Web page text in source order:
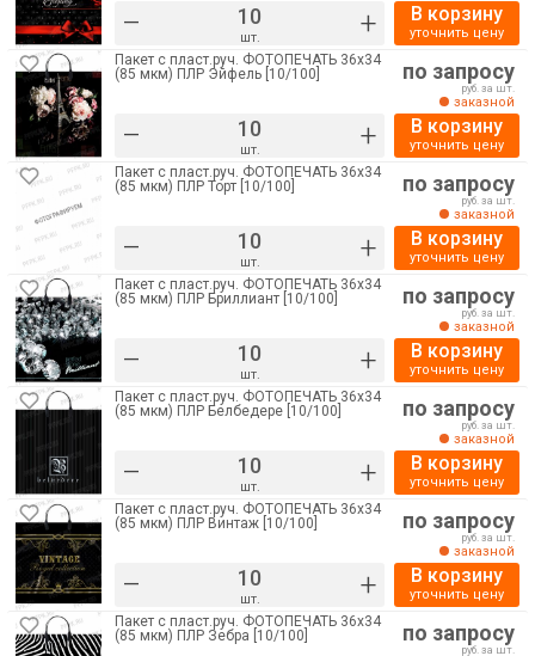
– шт. + В корзину
уточнить цену
Пакет с пласт.руч. ФОТОПЕЧАТЬ 36х34
(85 мкм) ПЛР Эйфель [10/100]
– шт. +
по запросу
руб. за шт.
заказной
В корзину
уточнить цену
Пакет с пласт.руч. ФОТОПЕЧАТЬ 36х34
(85 мкм) ПЛР Торт [10/100]
– шт. +
по запросу
руб. за шт.
заказной
В корзину
уточнить цену
Пакет с пласт.руч. ФОТОПЕЧАТЬ 36х34
(85 мкм) ПЛР Бриллиант [10/100]
– шт. +
по запросу
руб. за шт.
заказной
В корзину
уточнить цену
Пакет с пласт.руч. ФОТОПЕЧАТЬ 36х34
(85 мкм) ПЛР Белбедере [10/100]
– шт. +
по запросу
руб. за шт.
заказной
В корзину
уточнить цену
Пакет с пласт.руч. ФОТОПЕЧАТЬ 36х34
(85 мкм) ПЛР Винтаж [10/100]
– шт. +
по запросу
руб. за шт.
заказной
В корзину
уточнить цену
Пакет с пласт.руч. ФОТОПЕЧАТЬ 36х34
(85 мкм) ПЛР Зебра [10/100]
по запросу
руб. за шт.